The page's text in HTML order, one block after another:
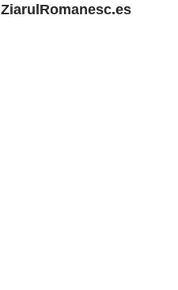
ZiarulRomanesc.es